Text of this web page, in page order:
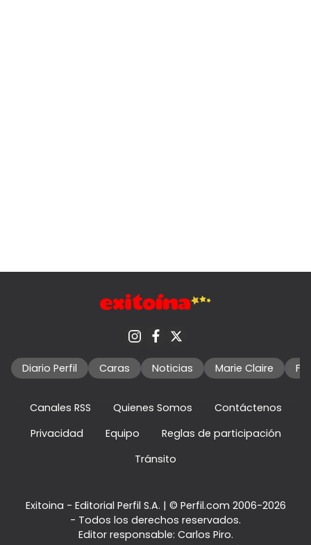
Diario Perfil Caras Noticias Marie Claire
Canales RSS Quienes Somos
Contáctenos
Privacidad
Equipo
Reglas de participación
Tránsito
Exitoina - Editorial Perfil S.A. | © Perfil.com 2006-2026
- Todos los derechos reservados.
Editor responsable: Carlos Piro.